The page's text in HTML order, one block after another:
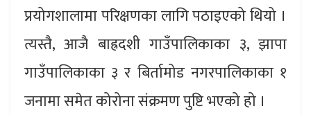
प्रयोगशालामा परिक्षणका लागि पठाइएको थियो ।
त्यस्तै, आजै बाह्रदशी गाउँपालिकाका ३, झापा
गाउँपालिकाका ३ र बिर्तामोड नगरपालिकाका १
जनामा समेत कोरोना संक्रमण पुष्टि भएको हो ।